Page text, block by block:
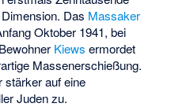
Das Massaker
Oktober 1941, bei
Kiews ermordet
Massenerschießung.
stärker auf eine
Juden zu.